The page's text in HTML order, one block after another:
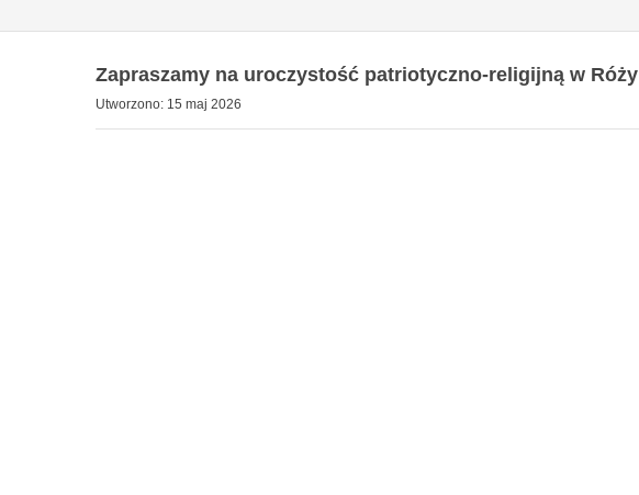
Zapraszamy na uroczystość patriotyczno-religijną w Róży
Utworzono: 15 maj 2026